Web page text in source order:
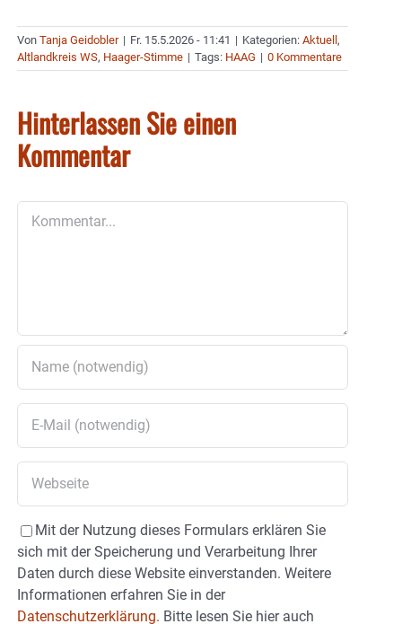
Von Tanja Geidobler | Fr. 15.5.2026 - 11:41 | Kategorien: Aktuell,
Altlandkreis WS, Haager-Stimme | Tags: HAAG | 0 Kommentare
Hinterlassen Sie einen
Kommentar
Mit der Nutzung dieses Formulars erklären Sie
sich mit der Speicherung und Verarbeitung Ihrer
Daten durch diese Website einverstanden. Weitere
Informationen erfahren Sie in der
Datenschutzerklärung. Bitte lesen Sie hier auch